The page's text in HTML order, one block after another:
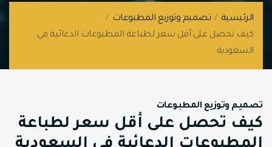
الرئيسية / تصميم وتوزيع المطبوعات /
كيف تحصل على أقل سعر لطباعة المطبوعات الدعائية في
السعودية
تصميم وتوزيع المطبوعات
كيف تحصل على أقل سعر لطباعة